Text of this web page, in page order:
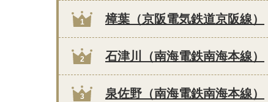
1 樟葉（京阪電気鉄道京阪線）
2 石津川（南海電鉄南海本線）
3 泉佐野（南海電鉄南海本線）